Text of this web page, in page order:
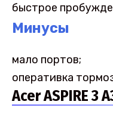
быстрое
Минусы
мало портов;
оперативка
Acer ASPIRE 3